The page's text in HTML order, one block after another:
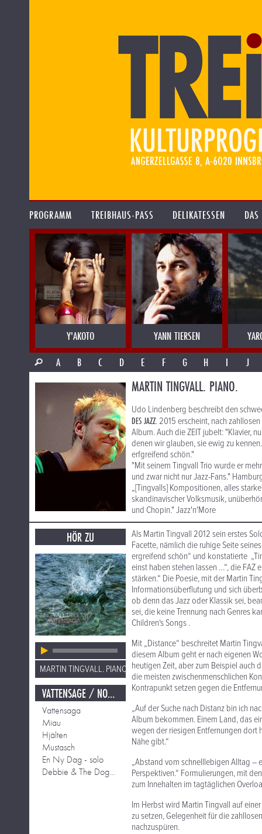
PROGRAMM TREIBHAUS-PASS DELIKATESSEN
Y'AKOTO YANN TIERSEN
A
B C D E F G H I J
MARTIN TINGVALL. PIANO.
Udo Lindenberg beschreibt den
DES JAZZ. 2015 erscheint, nach
Album. Auch die ZEIT jubelt: "Klavier,
denen wir glauben, sie ewig zu
erfgreifend schön."
"Mit seinem Tingvall Trio wurde er
und zwar nicht nur Jazz-Fans."
„[Tingvalls] Kompositionen, alles
skandinavischer Volksmusik,
und Chopin." Jazz'n'More
HÖR ZU
MARTIN TINGVALL. PIANO.
VATTENSAGE / NORR / EN NY DAG
Vattensaga
Miau
Hjälten
Mustasch
En Ny Dag - solo
Debbie & The Doggs - solo
Als Martin Tingvall 2012 sein erstes
Facette, nämlich die ruhige Seite
ergreifend schön“ und konstatierte
einst haben stehen lassen …“, die FAZ
stärken.“ Die Poesie, mit der Martin
Informationsüberflutung und sich
ob denn das Jazz oder Klassik sei,
sei, die keine Trennung nach Genres
Children‘s Songs .
Mit „Distance“ beschreitet Martin
diesem Album geht er nach eigenen
heutigen Zeit, aber zum Beispiel auch
die meisten zwischenmenschlichen
Kontrapunkt setzen gegen die
„Auf der Suche nach Distanz bin ich
Album bekommen. Einem Land, das
wegen der riesigen Entfernungen dort
Nähe gibt.“
„Abstand vom schnelllebigen Alltag –
Perspektiven.“ Formulierungen, mit
zum Innehalten im tagtäglichen
Im Herbst wird Martin Tingvall auf
zu setzen, Gelegenheit für die
nachzuspüren.